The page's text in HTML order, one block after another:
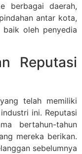
berbagai daerah,
antar kota,
oleh penyedia
Reputasi
telah memiliki
ini. Reputasi
bertahun-tahun
mereka berikan.
sebelumnya